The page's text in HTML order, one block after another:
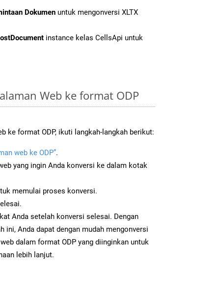
Dokumen untuk mengonversi XLTX
instance kelas CellsApi untuk
Web ke format ODP
ke format ODP, ikuti langkah-langkah berikut:
web ke ODP”.
yang ingin Anda konversi ke dalam kotak
memulai proses konversi.
Anda setelah konversi selesai. Dengan
ini, Anda dapat dengan mudah mengonversi
dalam format ODP yang diinginkan untuk
lebih lanjut.